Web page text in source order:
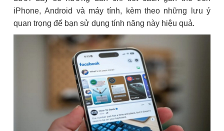
iPhone, Android và máy tính, kèm theo những lưu ý
quan trọng để bạn sử dụng tính năng này hiệu quả.